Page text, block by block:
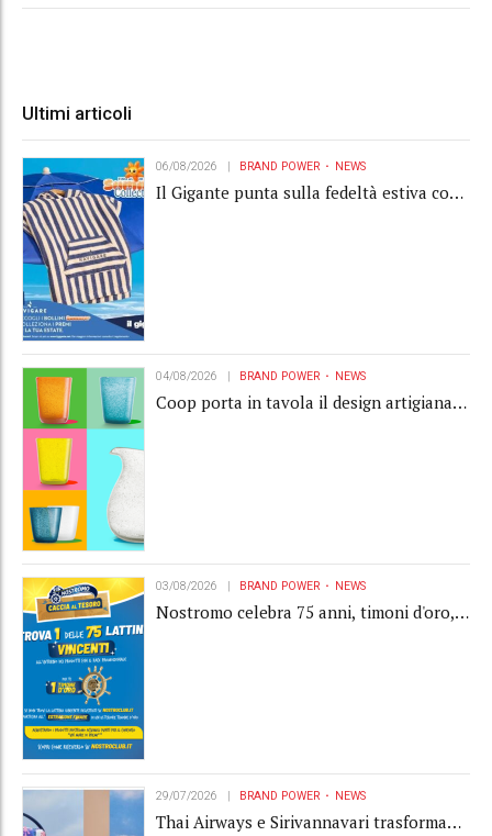
Ultimi articoli
06/08/2026 BRAND POWER NEWS
Il Gigante punta sulla fedeltà estiva con
04/08/2026 BRAND POWER NEWS
Coop porta in tavola il design artigianale
03/08/2026 BRAND POWER NEWS
Nostromo celebra 75 anni, timoni d'oro,
29/07/2026 BRAND POWER NEWS
Thai Airways e Sirivannavari trasformano